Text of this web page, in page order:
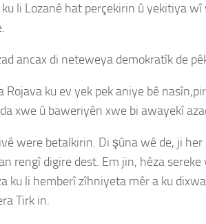
li Lozanê hat perçekirin û yekitiya
ancax di neteweya demokratîk de
ku ev yek pek aniye bê
xwe û baweriyên xwe bi awayekî
were betalkirin. Di şûna wê de, ji
rengî digire dest. Em jin, hêza
ku li hemberî zîhniyeta mêr a ku
Tirk in.